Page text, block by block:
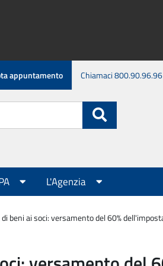
appuntamento Chiamaci 800.90.96.96
L'Agenzia
beni ai soci: versamento del 60%